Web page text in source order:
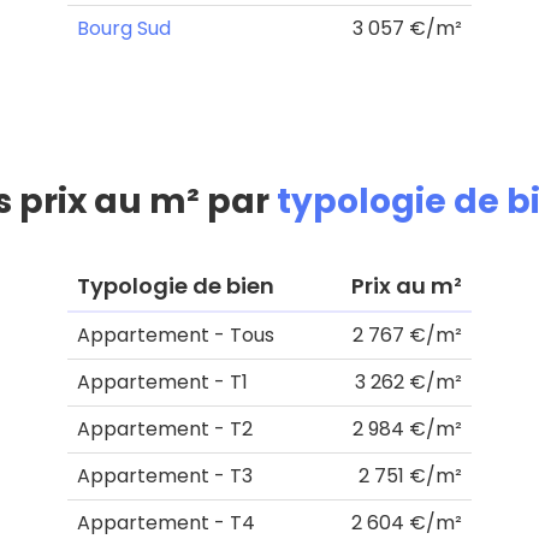
Bourg Sud 3 057 €/m²
prix au m² partypologie de
Typologie de bien Prix au m²
Appartement - Tous
2 767 €/m²
Appartement - T1
3 262 €/m²
Appartement - T2
2 984 €/m²
Appartement - T3
2 751 €/m²
Appartement - T4
2 604 €/m²